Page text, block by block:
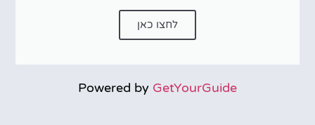
לחצו כאן
Powered by GetYourGuide